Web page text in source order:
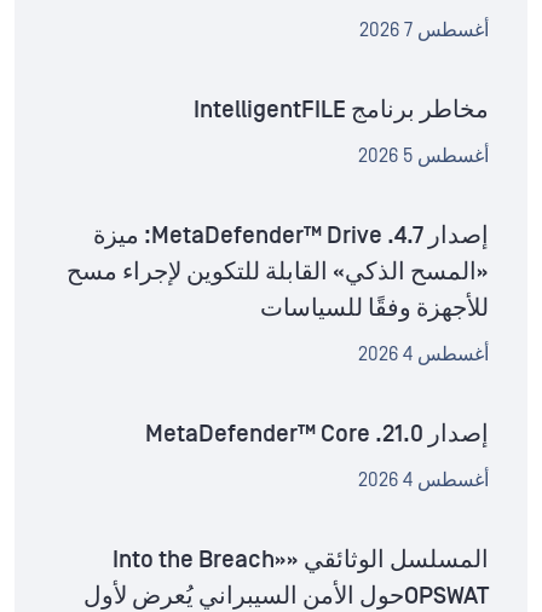
أغسطس 7 2026
مخاطر برنامج IntelligentFILE
أغسطس 5 2026
إصدار MetaDefender™ Drive .4.7: ميزة
«المسح الذكي» القابلة للتكوين لإجراء مسح
للأجهزة وفقًا للسياسات
أغسطس 4 2026
إصدار MetaDefender™ Core .21.0
أغسطس 4 2026
المسلسل الوثائقي «Into the Breach»
OPSWATحول الأمن السيبراني يُعرض لأول